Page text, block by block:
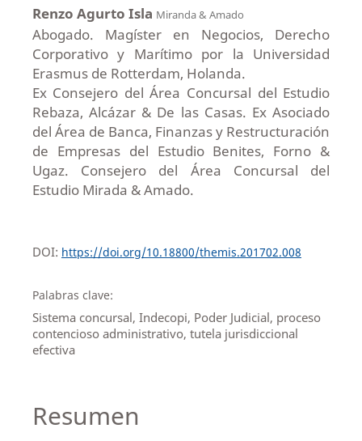
Renzo Agurto Isla Miranda & Amado
Abogado. Magíster en Negocios, Derecho
Corporativo y Marítimo por la Universidad
Erasmus de Rotterdam, Holanda.
Ex Consejero del Área Concursal del Estudio
Rebaza, Alcázar & De las Casas. Ex Asociado
del Área de Banca, Finanzas y Restructuración
de Empresas del Estudio Benites, Forno &
Ugaz. Consejero del Área Concursal del
Estudio Mirada & Amado.
DOI: https://doi.org/10.18800/themis.201702.008
Palabras clave:
Sistema concursal, Indecopi, Poder Judicial, proceso
contencioso administrativo, tutela jurisdiccional
efectiva
Resumen